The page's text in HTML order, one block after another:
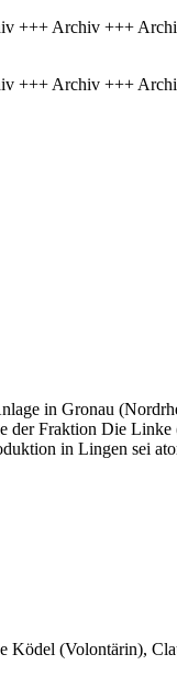
Archiv +++
Archiv +++
in Gronau
der Fraktion Die Linke
in Lingen sei
Ködel (Volontärin),